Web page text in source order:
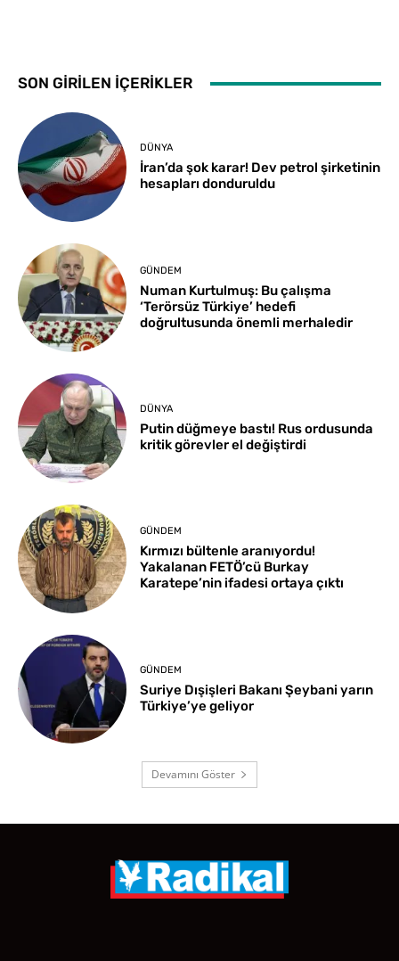
SON GİRİLEN İÇERİKLER
DÜNYA
İran’da şok karar! Dev petrol şirketinin
hesapları donduruldu
GÜNDEM
Numan Kurtulmuş: Bu çalışma
‘Terörsüz Türkiye’ hedefi
doğrultusunda önemli merhaledir
DÜNYA
Putin düğmeye bastı! Rus ordusunda
kritik görevler el değiştirdi
GÜNDEM
Kırmızı bültenle aranıyordu!
Yakalanan FETÖ’cü Burkay
Karatepe’nin ifadesi ortaya çıktı
GÜNDEM
Suriye Dışişleri Bakanı Şeybani yarın
Türkiye’ye geliyor
Devamını Göster